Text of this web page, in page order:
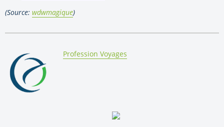
(Source: wdwmagique)
By:
Profession Voyages